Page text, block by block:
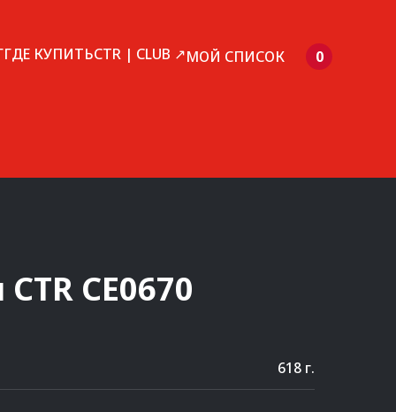
ГДЕ КУПИТЬCTR | CLUB ↗МОЙ СПИСОК 0
CTR CE0670
618 г.